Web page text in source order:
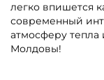
легко впишется
современный
атмосферу
Молдовы!